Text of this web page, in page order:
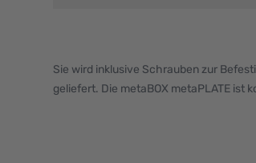
Sie wird inklusive Schrauben zur
geliefert. Die metaBOX metaPLATE ist